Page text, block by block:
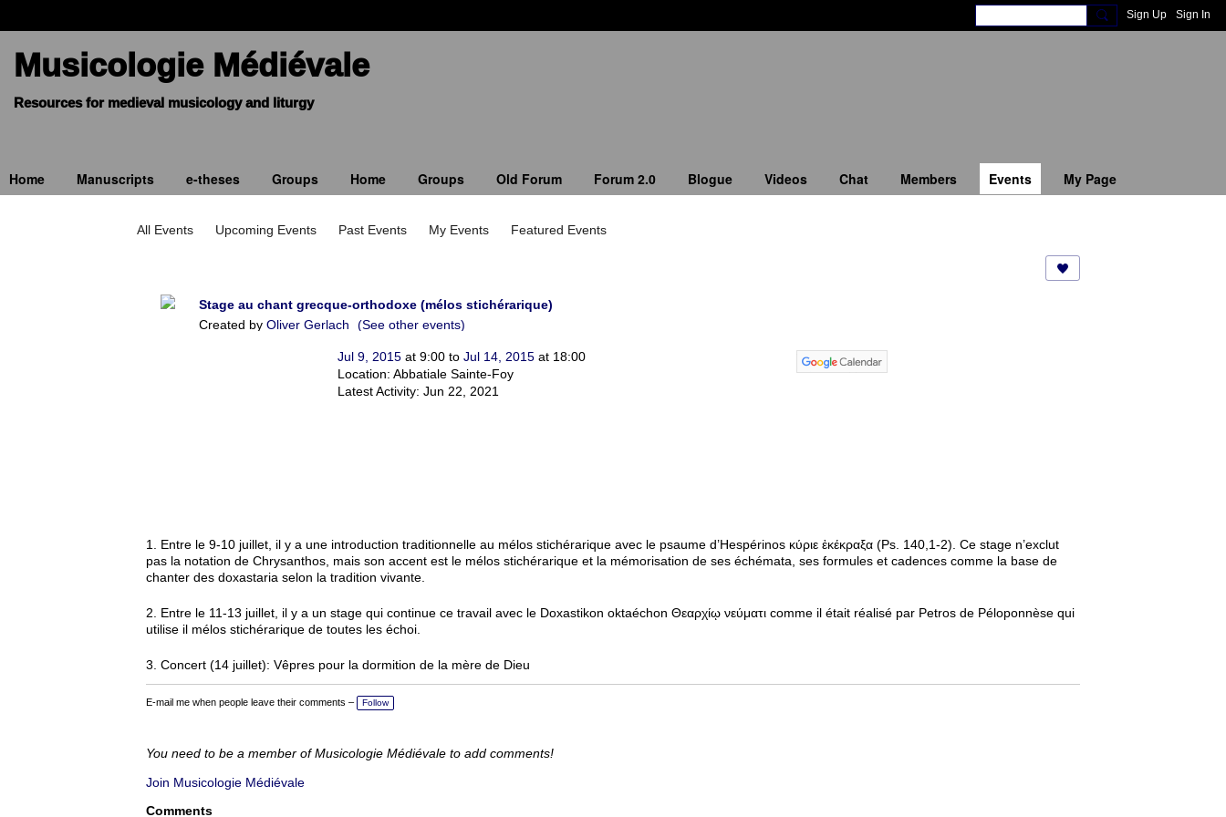
Sign Up Sign In
Musicologie Médiévale
Home Manuscripts e-theses Groups Home Groups Old Forum Forum 2.0 Blogue Videos Chat Members Events My Page
All Events Upcoming Events Past Events My Events Featured Events
Stage au chant grecque-orthodoxe (mélos stichérarique)
Created by Oliver Gerlach (See other events)
Jul 9, 2015 at 9:00 to Jul 14, 2015 at 18:00
Location: Abbatiale Sainte-Foy
Latest Activity: Jun 22, 2021
1. Entre le 9-10 juillet, il y a une introduction traditionnelle au mélos stichérarique avec le psaume d’Hespérinos κύριε ἐκέκραξα (Ps. 140,1-2). Ce stage n’exclut
pas la notation de Chrysanthos, mais son accent est le mélos stichérarique et la mémorisation de ses échémata, ses formules et cadences comme la base de
chanter des doxastaria selon la tradition vivante.
2. Entre le 11-13 juillet, il y a un stage qui continue ce travail avec le Doxastikon oktaéchon Θεαρχίῳ νεύματι comme il était réalisé par Petros de Péloponnèse qui
utilise il mélos stichérarique de toutes les échoi.
3. Concert (14 juillet): Vêpres pour la dormition de la mère de Dieu
E-mail me when people leave their comments – Follow
You need to be a member of Musicologie Médiévale to add comments!
Join Musicologie Médiévale
Comments